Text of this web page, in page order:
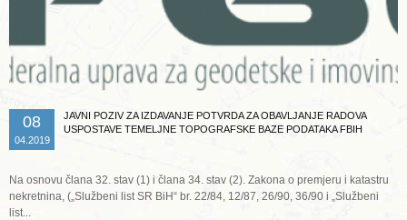
08
04.2019
JAVNI POZIV ZA IZDAVANJE POTVRDA ZA OBAVLJANJE RADOVA
USPOSTAVE TEMELJNE TOPOGRAFSKE BAZE PODATAKA FBIH
Na osnovu člana 32. stav (1) i člana 34. stav (2). Zakona o premjeru i katastru
nekretnina, („Službeni list SR BiH“ br. 22/84, 12/87, 26/90, 36/90 i „Službeni
list...